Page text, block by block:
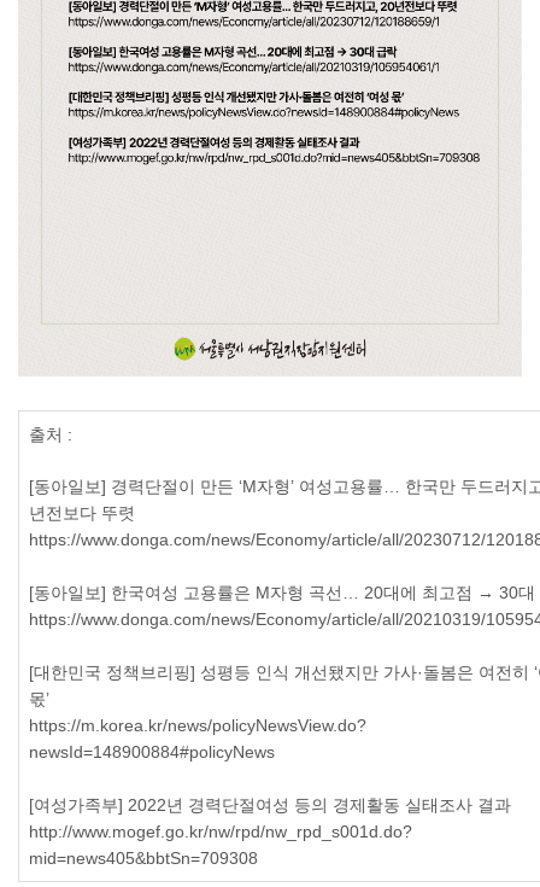
출처 :
[동아일보] 경력단절이 만든 ‘M자형’ 여성고용률
한국만 두드러지
년전보다 뚜렷
https://www.donga.com/news/Economy/article/all/20230712/
[동아일보] 한국여성 고용률은 M자형 곡선 20대에 최고점 → 30대
https://www.donga.com/news/Economy/article/all/20210319/
[대한민국 정책브리핑] 성평등 인식 개선됐지만 가사·돌봄은 여전히 ‘
몫’
https://m.korea.kr/news/policyNewsView.do?
newsId=148900884#policyNews
[여성가족부] 2022년 경력단절여성 등의 경제활동 실태조사 결과
http://www.mogef.go.kr/nw/rpd/nw_rpd_s001d.do?
mid=news405&bbtSn=709308